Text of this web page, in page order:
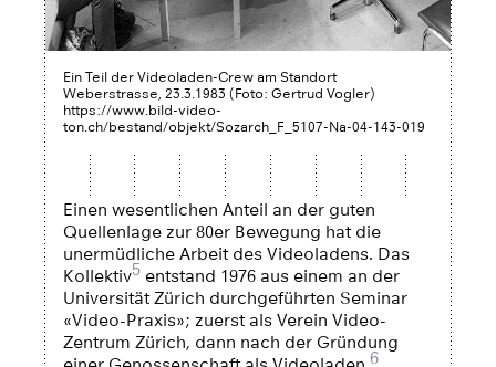
Ein Teil der Videoladen-Crew am Standort
Weberstrasse, 23.3.1983 (Foto: Gertrud Vogler)
https://www.bild-video-
ton.ch/bestand/objekt/Sozarch_F_5107-Na-04-143-019
Einen wesentlichen Anteil an der guten
Quellenlage zur 80er Bewegung hat die
unermüdliche Arbeit des Videoladens. Das
Kollektiv5entstand 1976 aus einem an der
Universität Zürich durchgeführten Seminar
«Video-Praxis»; zuerst als Verein Video-
Zentrum Zürich, dann nach der Gründung
6